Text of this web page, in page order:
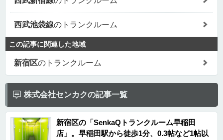
西武池袋線のトランクルーム
この記事に関連した地域
新宿区のトランクルーム
株式会社センカクの記事一覧
新宿区の「SenkaQトランクルーム早稲田
店」。早稲田駅から徒歩1分、0.3帖など1帖以